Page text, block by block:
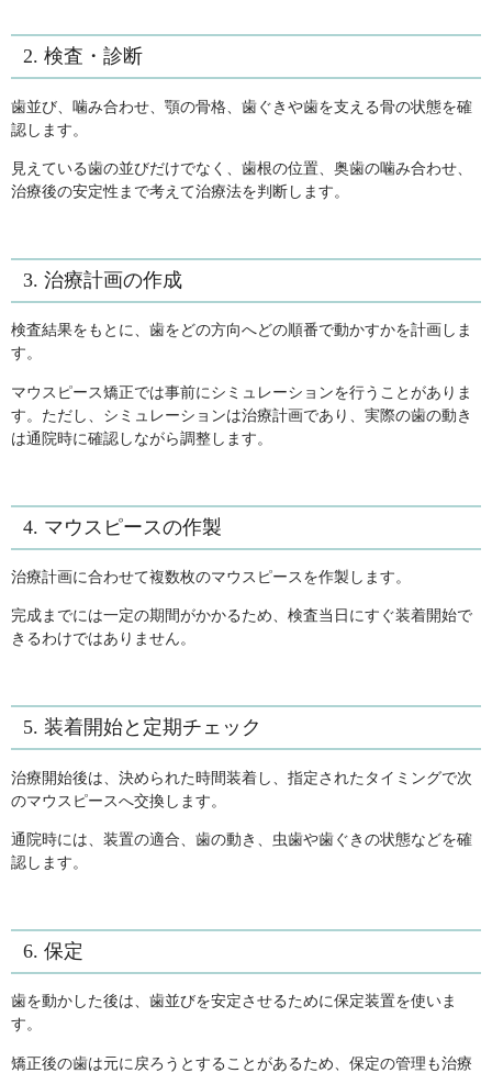
2. 検査・診断
歯並び、噛み合わせ、顎の骨格、歯ぐきや歯を支える骨の状態を確
認します。
見えている歯の並びだけでなく、歯根の位置、奥歯の噛み合わせ、
治療後の安定性まで考えて治療法を判断します。
3. 治療計画の作成
検査結果をもとに、歯をどの方向へどの順番で動かすかを計画しま
す。
マウスピース矯正では事前にシミュレーションを行うことがありま
す。ただし、シミュレーションは治療計画であり、実際の歯の動き
は通院時に確認しながら調整します。
4. マウスピースの作製
治療計画に合わせて複数枚のマウスピースを作製します。
完成までには一定の期間がかかるため、検査当日にすぐ装着開始で
きるわけではありません。
5. 装着開始と定期チェック
治療開始後は、決められた時間装着し、指定されたタイミングで次
のマウスピースへ交換します。
通院時には、装置の適合、歯の動き、虫歯や歯ぐきの状態などを確
認します。
6. 保定
歯を動かした後は、歯並びを安定させるために保定装置を使いま
す。
矯正後の歯は元に戻ろうとすることがあるため、保定の管理も治療